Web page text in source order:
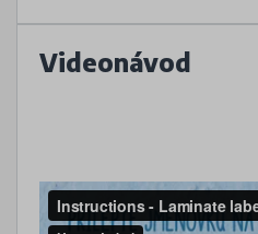
Videonávod